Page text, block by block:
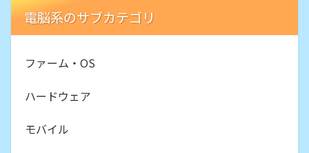
電脳系のサブカテゴリ
ファーム・OS
ハードウェア
モバイル